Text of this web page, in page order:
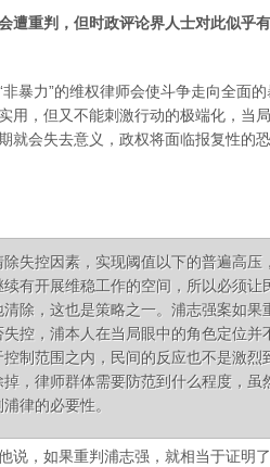
遭重判，但时政评论界人士对此似乎有
暴力”的维权律师会使斗争走向全面
用，但又不能刺激行动的极端化，当
就会失去意义，政权将面临报复性的
失控因素，实现阈值以下的普遍高压
有开展维稳工作的空间，所以必须让
除，这也是策略之一。浦志强案如果
控，浦本人在当局眼中的角色定位
制范围之内，民间的反应也不是激
，律师群体需要防范到什么程度，
律的必要性。
说，如果重判浦志强，就相当于证明